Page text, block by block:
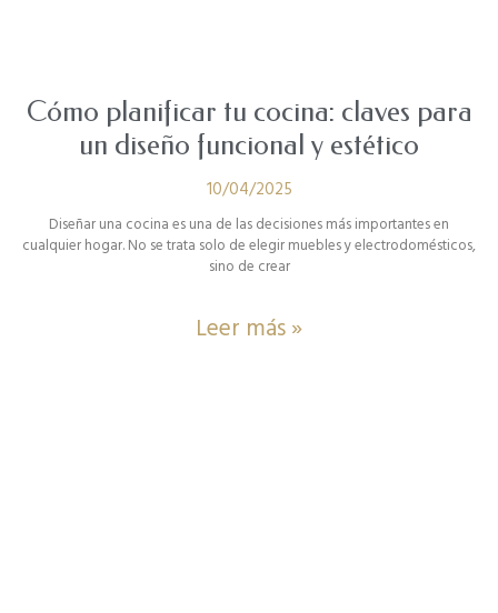
Cómo planificar tu cocina: claves para
un diseño funcional y estético
10/04/2025
Diseñar una cocina es una de las decisiones más importantes en
cualquier hogar. No se trata solo de elegir muebles y electrodomésticos,
sino de crear
Leer más »